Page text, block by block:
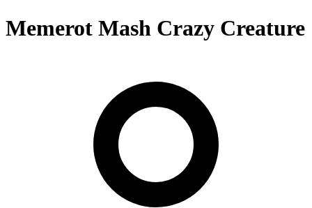
Memerot Mash Crazy Creature